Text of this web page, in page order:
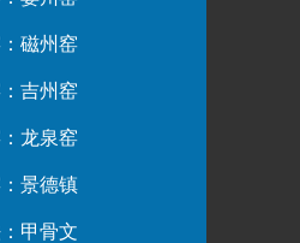
磁州窑
吉州窑
龙泉窑
景德镇
甲骨文